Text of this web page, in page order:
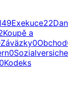
49Exekuce22
Koupě a
Záväzky0Obchod
0
0Kodeks